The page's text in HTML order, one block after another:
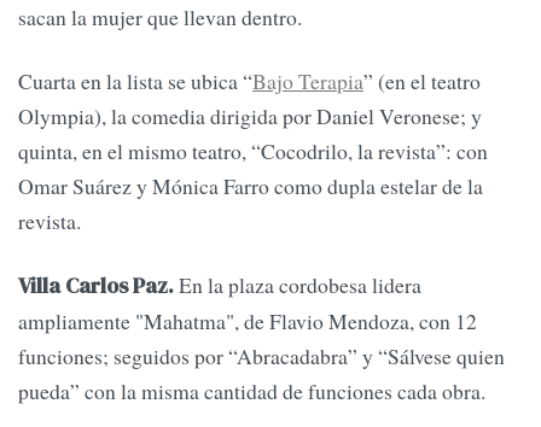
sacan la mujer que llevan dentro.
Cuarta en la lista se ubica “Bajo Terapia” (en el teatro
Olympia), la comedia dirigida por Daniel Veronese; y
quinta, en el mismo teatro, “Cocodrilo, la revista”: con
Omar Suárez y Mónica Farro como dupla estelar de la
revista.
Villa Carlos Paz.En la plaza cordobesa lidera
ampliamente "Mahatma", de Flavio Mendoza, con 12
funciones; seguidos por “Abracadabra” y “Sálvese quien
pueda” con la misma cantidad de funciones cada obra.